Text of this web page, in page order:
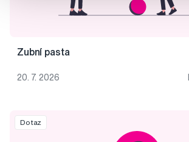
Zubní pasta
20. 7. 2026
Dotaz